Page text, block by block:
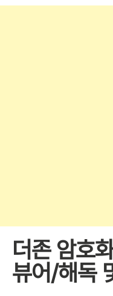
더존 암호
뷰어/해독